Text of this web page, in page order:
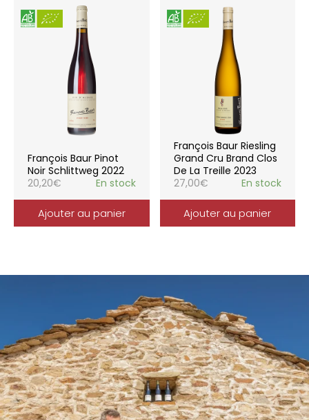
François Baur Pinot
Noir Schlittweg 2022
20,20€ En stock
Ajouter au panier
François Baur Riesling
Grand Cru Brand Clos
De La Treille 2023
27,00€ En stock
Ajouter au panier